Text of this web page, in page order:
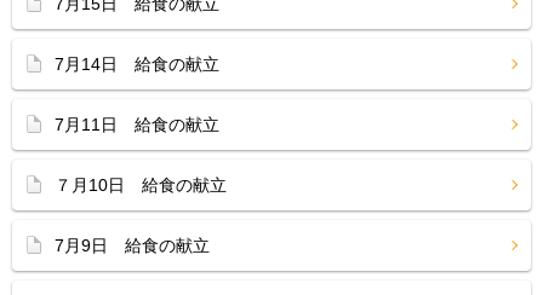
7月14日 給食の献立
7月11日 給食の献立
７月10日 給食の献立
7月9日 給食の献立